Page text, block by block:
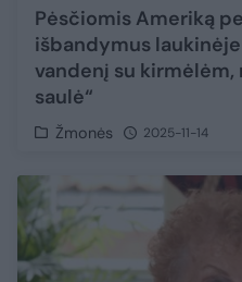
Pėsčiomis Ameriką
išbandymus
vandenį su
saulė“
Žmonės 2025-11-14